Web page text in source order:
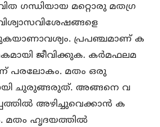
ഗന്ധിയായ മറ്റൊരു മതഗ്ര
പ്രപഞ്ചമാണ് ക
ജീവിക്കുക. കര്‍മഫലമ
പരലോകം. മതം ഒരു
ചുരുങ്ങരുത്. അങ്ങനെ വ
അഴിച്ചുവെക്കാന്‍ ക
മതം ഹൃദയത്തില്‍